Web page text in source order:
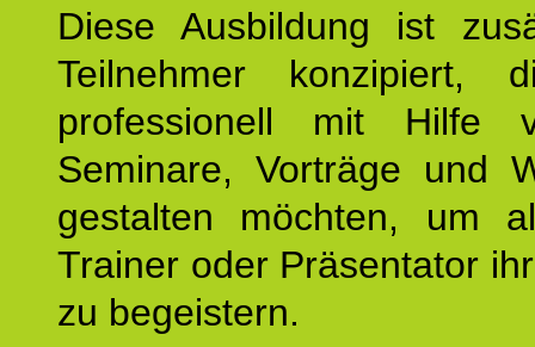
Diese Ausbildung ist
Teilnehmer konzipiert,
professionell mit Hilfe
Seminare, Vorträge und
gestalten möchten, um
Trainer oder Präsentator
zu begeistern.